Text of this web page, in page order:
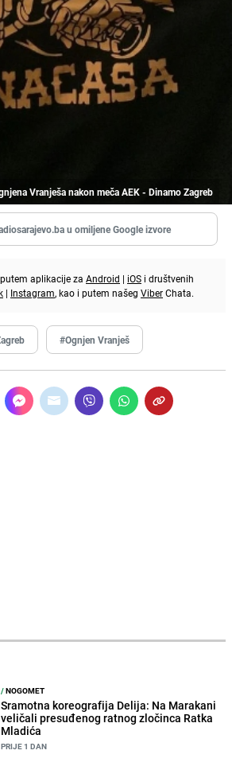
Vranješa nakon meča AEK - Dinamo Zagreb
u omiljene Google izvore
aplikacije za Android | iOS i društvenih
| Instagram, kao i putem našeg ViberChata.
#Ognjen Vranješ
/NOGOMET
Sramotna koreografija Delija: Na Marakani
veličali presuđenog ratnog zločinca Ratka
Mladića
PRIJE 1 DAN